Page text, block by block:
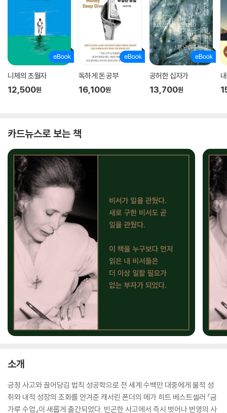
니체의 초월자
12,500원
독하게 돈 공부
16,100원
공허한 십자가
13,700원
카드뉴스로 보는 책
소개
긍정 사고와 끌어당김 법칙 성공학으로 전 세계 수백만 대중에게 물적 성
취와 내적 성장의 조화를 안겨준 캐서린 폰더의 메가 히트 베스트셀러 『금
가루 수업』이 새롭게 출간되었다. 빈곤한 사고에서 즉시 벗어나 번영의 사